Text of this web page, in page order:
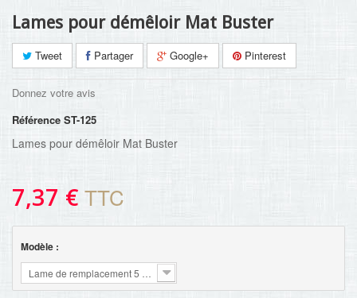
Lames pour démêloir Mat Buster
Tweet Partager Google+ Pinterest
Donnez votre avis
Référence ST-125
Lames pour démêloir Mat Buster
7,37 € TTC
Modèle :
Lame de remplacement 5 lames